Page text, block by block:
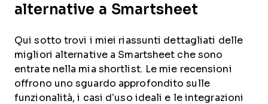
alternative a Smartsheet
Qui sotto trovi i miei riassunti dettagliati delle
migliori alternative a Smartsheet che sono
entrate nella mia shortlist. Le mie recensioni
offrono uno sguardo approfondito sulle
funzionalità, i casi d’uso ideali e le integrazioni